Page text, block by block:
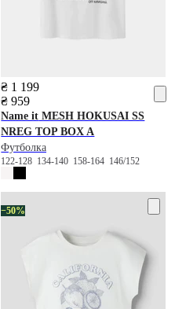
₴ 1 199
₴ 959
Name it MESH HOKUSAI SS
NREG TOP BOX A
Футболка
122-128 134-140 158-164 146/152
−50%